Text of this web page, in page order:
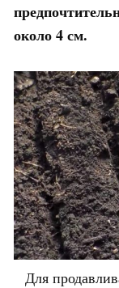
около 4 см.
Для